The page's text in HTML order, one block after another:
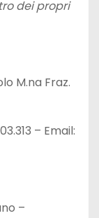
dei propri
M.na Fraz.
– Email:
–